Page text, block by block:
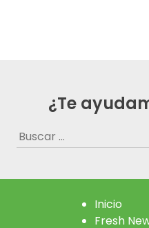
¿Te
Buscar:
Inicio
Fresh